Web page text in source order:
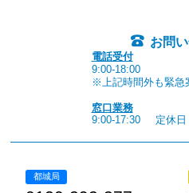
お問
電話受付
9:00-18:00
※上記時間外も緊急
窓口業務
9:00-17:30
定休日
都城局